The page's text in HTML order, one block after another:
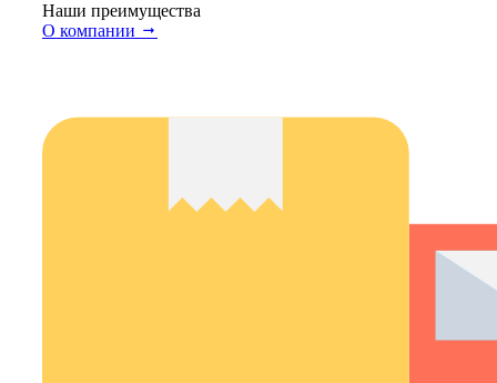
Наши преимущества
О компании